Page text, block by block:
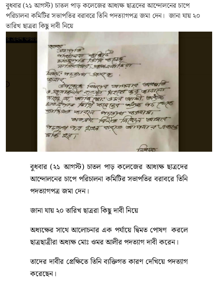
বুধবার (২১ আগস্ট) চাতল পাড় কলেজের আধ্যক্ষ ছাত্রদের আন্দোলনের চাপে
পরিচালনা কমিটির সভাপতির বরাবরে তিনি পদত্যাগপত্র জমা দেন। জানা যায় ২০
তারিখ ছাত্ররা কিছু দাবী নিয়ে
বুধবার (২১ আগস্ট) চাতল পাড় কলেজের আধ্যক্ষ ছাত্রদের
আন্দোলনের চাপে পরিচালনা কমিটির সভাপতির বরাবরে তিনি
পদত্যাগপত্র জমা দেন।
জানা যায় ২০ তারিখ ছাত্ররা কিছু দাবী নিয়ে
অধ্যক্ষের সাথে আলোচনার এক পর্যায়ে দ্বিমত পোষণ করলে
ছাত্রছাত্রীরা অধ্যক্ষ মোঃ ওমর আলীর পদত্যাগ দাবী করেন।
তাদের দাবীর প্রেক্ষিতে তিনি ব্যক্তিগত কারণ দেখিয়ে পদত্যাগ
করেছেন।